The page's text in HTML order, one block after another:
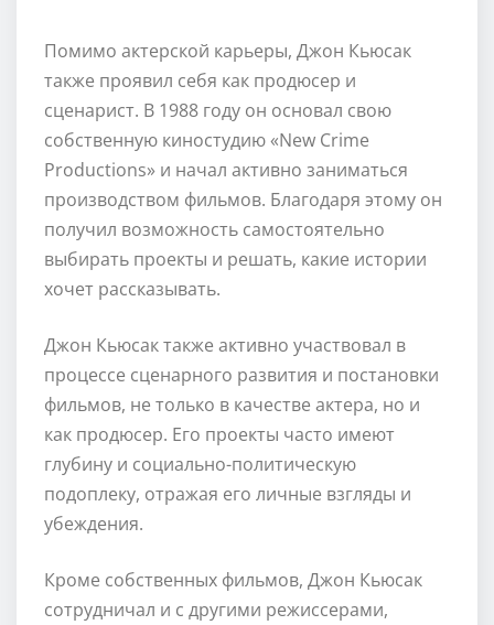
Помимо актерской карьеры, Джон Кьюсак
также проявил себя как продюсер и
сценарист. В 1988 году он основал свою
собственную киностудию «New Crime
Productions» и начал активно заниматься
производством фильмов. Благодаря этому он
получил возможность самостоятельно
выбирать проекты и решать, какие истории
хочет рассказывать.
Джон Кьюсак также активно участвовал в
процессе сценарного развития и постановки
фильмов, не только в качестве актера, но и
как продюсер. Его проекты часто имеют
глубину и социально-политическую
подоплеку, отражая его личные взгляды и
убеждения.
Кроме собственных фильмов, Джон Кьюсак
сотрудничал и с другими режиссерами,